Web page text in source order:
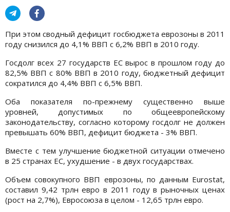
При этом сводный дефицит госбюджета еврозоны в 2011
году снизился до 4,1% ВВП с 6,2% ВВП в 2010 году.
Госдолг всех 27 государств ЕС вырос в прошлом году до
82,5% ВВП с 80% ВВП в 2010 году, бюджетный дефицит
сократился до 4,4% ВВП с 6,5% ВВП.
Оба показателя по-прежнему существенно выше
уровней, допустимых по общеевропейскому
законодательству, согласно которому госдолг не должен
превышать 60% ВВП, дефицит бюджета - 3% ВВП.
Вместе с тем улучшение бюджетной ситуации отмечено
в 25 странах ЕС, ухудшение - в двух государствах.
Объем совокупного ВВП еврозоны, по данным Eurostat,
составил 9,42 трлн евро в 2011 году в рыночных ценах
(рост на 2,7%), Евросоюза в целом - 12,65 трлн евро.